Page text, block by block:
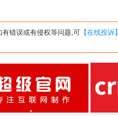
错误或有侵权等问题,可 【在线投诉】